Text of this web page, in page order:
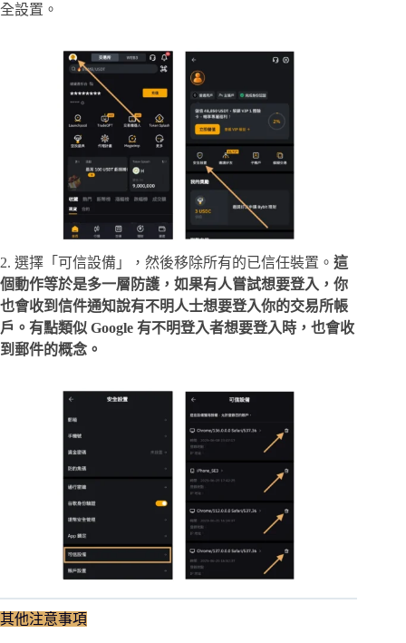
全設置。
2. 選擇「可信設備」，然後移除所有的已信任裝置。 這
個動作等於是多一層防護，如果有人嘗試想要登入，你
也會收到信件通知說有不明人士想要登入你的交易所帳
戶。有點類似 Google 有不明登入者想要登入時，也會收
到郵件的概念。
其他注意事項